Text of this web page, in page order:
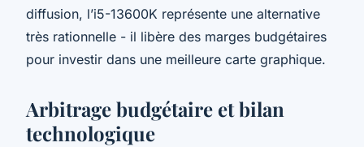
diffusion, l’i5-13600K représente une alternative
très rationnelle - il libère des marges budgétaires
pour investir dans une meilleure carte graphique.
Arbitrage budgétaire et bilan
technologique